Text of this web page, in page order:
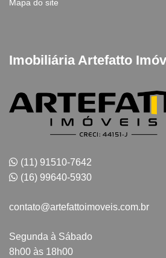
Mapa do site
Imobiliária Artefatto
(11) 91510-7642
(16) 99640-5930
contato@artefattoimoveis.com.br
Segunda à Sábado
8h00 às 18h00